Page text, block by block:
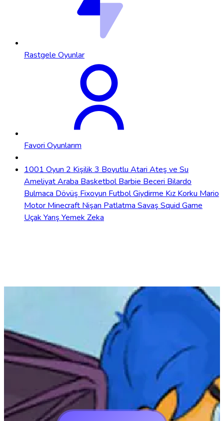
Rastgele Oyunlar
Favori Oyunlarım
1001 Oyun 2 Kişilik 3 Boyutlu Atari Ateş ve Su
AmeliyatAraba BasketbolBarbie Beceri Bilardo
Bulmaca Dövüş Fixoyun FutbolGiydirme Kız Korku Mario
Motor Minecraft Nişan Patlatma Savaş Squid Game
Uçak Yarış Yemek Zeka